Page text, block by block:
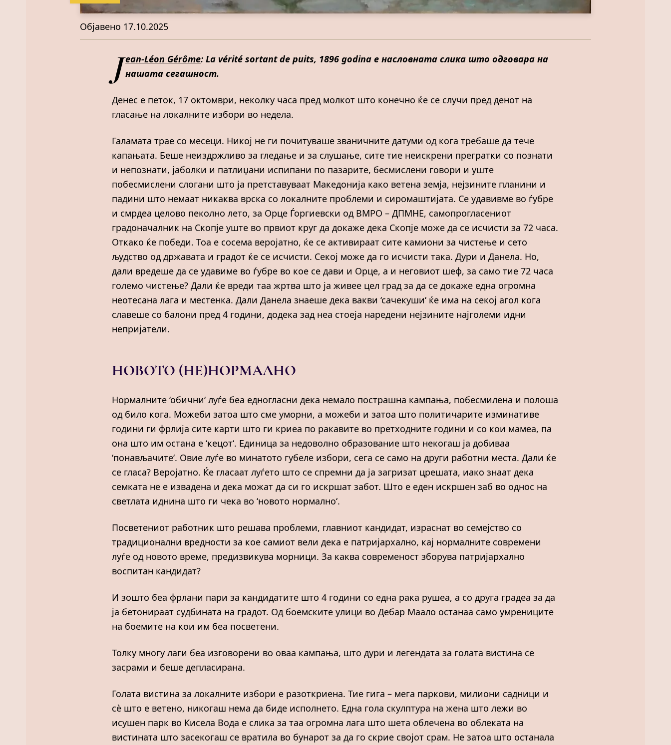
Објавено 17.10.2025
J ean-Léon Gérôme: La vérité sortant de puits, 1896 godina е насловната слика што одговара на
нашата сегашност.
Денес е петок, 17 октомври, неколку часа пред молкот што конечно ќе се случи пред денот на
гласање на локалните избори во недела.
Галамата трае со месеци. Никој не ги почитуваше званичните датуми од кога требаше да тече
капањата. Беше неиздржливо за гледање и за слушање, сите тие неискрени прегратки со познати
и непознати, јаболки и патлиџани испипани по пазарите, бесмислени говори и уште
побесмислени слогани што ја претставуваат Македонија како ветена земја, нејзините планини и
падини што немаат никаква врска со локалните проблеми и сиромаштијата. Се удавивме во ѓубре
и смрдеа целово пеколно лето, за Орце Ѓоргиевски од ВМРО – ДПМНЕ, самопрогласениот
градоначалник на Скопје уште во првиот круг да докаже дека Скопје може да се исчисти за 72 часа.
Откако ќе победи. Тоа е сосема веројатно, ќе се активираат сите камиони за чистење и сето
људство од државата и градот ќе се исчисти. Секој може да го исчисти така. Дури и Данела. Но,
дали вредеше да се удавиме во ѓубре во кое се дави и Орце, а и неговиот шеф, за само тие 72 часа
големо чистење? Дали ќе вреди таа жртва што ја живее цел град за да се докаже една огромна
неотесана лага и местенка. Дали Данела знаеше дека вакви ‘сачекуши‘ ќе има на секој агол кога
славеше со балони пред 4 години, додека зад неа стоеја наредени нејзините најголеми идни
непријатели.
НОВОТО (НЕ)НОРМАЛНО
Нормалните ‘обични‘ луѓе беа едногласни дека немало пострашна кампања, побесмилена и полоша
од било кога. Можеби затоа што сме уморни, а можеби и затоа што политичарите изминативе
години ги фрлија сите карти што ги криеа по ракавите во претходните години и со кои мамеа, па
она што им остана е ‘кецот‘. Единица за недоволно образование што некогаш ја добиваа
‘понављачите‘. Овие луѓе во минатото губеле избори, сега се само на други работни места. Дали ќе
се гласа? Веројатно. Ќе гласаат луѓето што се спремни да ја загризат црешата, иако знаат дека
семката не е извадена и дека можат да си го искршат забот. Што е еден искршен заб во однос на
светлата иднина што ги чека во ‘новото нормално‘.
Посветениот работник што решава проблеми, главниот кандидат, израснат во семејство со
традиционални вредности за кое самиот вели дека е патријархално, кај нормалните современи
луѓе од новото време, предизвикува морници. За каква современост зборува патријархално
воспитан кандидат?
И зошто беа фрлани пари за кандидатите што 4 години со една рака рушеа, а со друга градеа за да
ја бетонираат судбината на градот. Од боемските улици во Дебар Маало останаа само умрениците
на боемите на кои им беа посветени.
Толку многу лаги беа изговорени во оваа кампања, што дури и легендата за голата вистина се
засрами и беше депласирана.
Голата вистина за локалните избори е разоткриена. Тие гига – мега паркови, милиони садници и
сѐ што е ветено, никогаш нема да биде исполнето. Една гола скулптура на жена што лежи во
исушен парк во Кисела Вода е слика за таа огромна лага што шета облечена во облеката на
вистината што засекогаш се вратила во бунарот за да го скрие својот срам. Не затоа што останала